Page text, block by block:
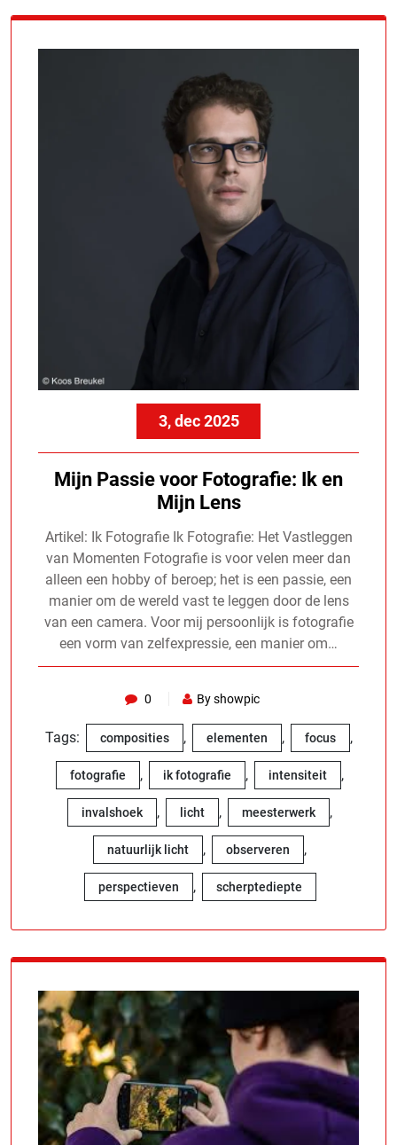
3, dec 2025
Mijn Passie voor Fotografie: Ik en
Mijn Lens
Artikel: Ik Fotografie Ik Fotografie: Het Vastleggen
van Momenten Fotografie is voor velen meer dan
alleen een hobby of beroep; het is een passie, een
manier om de wereld vast te leggen door de lens
van een camera. Voor mij persoonlijk is fotografie
een vorm van zelfexpressie, een manier om…
0 By showpic
Tags: composities , elementen , focus ,
fotografie , ik fotografie , intensiteit ,
invalshoek , licht , meesterwerk ,
natuurlijk licht , observeren ,
perspectieven , scherptediepte